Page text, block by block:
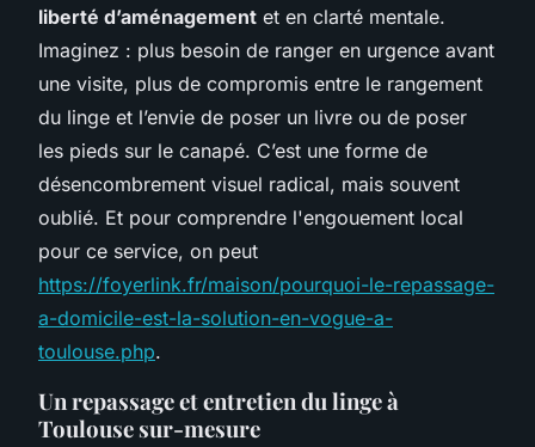
liberté d’aménagement et en clarté mentale.
Imaginez : plus besoin de ranger en urgence avant
une visite, plus de compromis entre le rangement
du linge et l’envie de poser un livre ou de poser
les pieds sur le canapé. C’est une forme de
désencombrement visuel radical, mais souvent
oublié. Et pour comprendre l'engouement local
pour ce service, on peut
https://foyerlink.fr/maison/pourquoi-le-repassage-
a-domicile-est-la-solution-en-vogue-a-
toulouse.php.
Un repassage et entretien du linge à
Toulouse sur-mesure